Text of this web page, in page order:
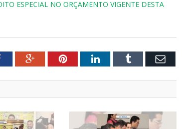
ESPECIAL NO ORÇAMENTO VIGENTE DESTA
FacebookGoogle+PinterestLinkedInTumblr